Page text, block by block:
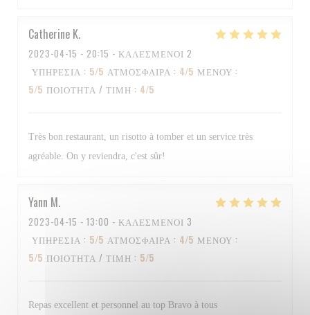
Catherine K
2023-04-15 - 20:15 - ΚΑΛΕΣΜΈΝΟΙ 2
ΥΠΗΡΕΣΊΑ : 5/5 ΑΤΜΌΣΦΑΙΡΑ : 4/5 ΜΕΝΟΎ :
5/5 ΠΟΙΌΤΗΤΑ / ΤΙΜΉ : 4/5
Très bon restaurant, un risotto à tomber et un service très
agréable. On y reviendra, c'est sûr!
Yann M
2023-04-15 - 13:00 - ΚΑΛΕΣΜΈΝΟΙ 3
ΥΠΗΡΕΣΊΑ : 5/5 ΑΤΜΌΣΦΑΙΡΑ : 4/5 ΜΕΝΟΎ :
5/5 ΠΟΙΌΤΗΤΑ / ΤΙΜΉ : 5/5
Repas excellent et personnel au top Bravo à tous